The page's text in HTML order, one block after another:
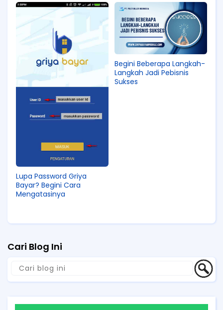
Lupa Password Griya
Bayar? Begini Cara
Mengatasinya
Begini Beberapa Langkah-
Langkah Jadi Pebisnis
Sukses
Cari Blog Ini